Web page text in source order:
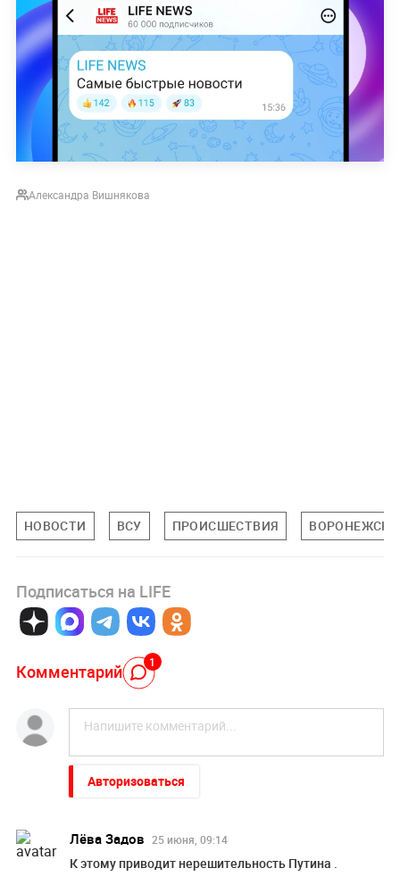
Александра Вишнякова
НОВОСТИ ВСУ ПРОИСШЕСТВИЯ
Подписаться на LIFE
Комментарий 1
Авторизоваться
Лёва Задов 25 июня, 09:14
К этому приводит нерешительность Путина .